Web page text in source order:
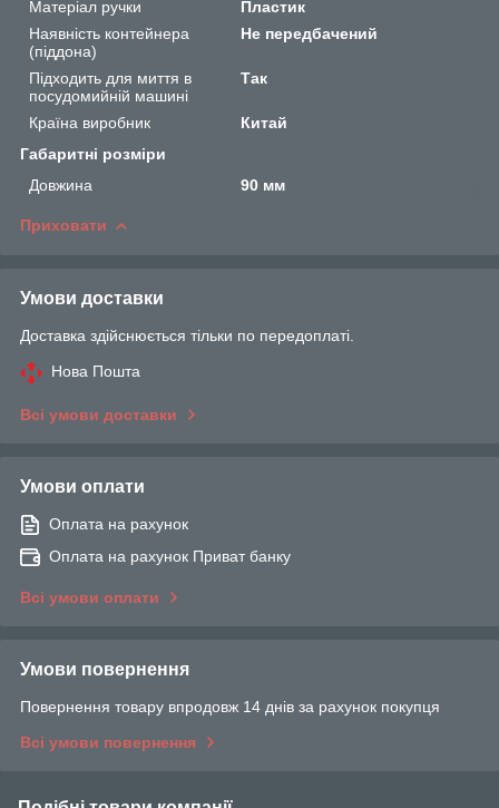
Матеріал ручки
Пластик
Наявність контейнера
(піддона)
Не передбачений
Підходить для миття в
посудомийній машині
Так
Країна виробник
Китай
Габаритні розміри
Довжина
90 мм
Приховати
Умови доставки
Доставка здійснюється тільки по передоплаті.
Нова Пошта
Всі умови доставки
Умови оплати
Оплата на рахунок
Оплата на рахунок Приват банку
Всі умови оплати
Умови повернення
Повернення товару впродовж 14 днів за рахунок покупця
Всі умови повернення